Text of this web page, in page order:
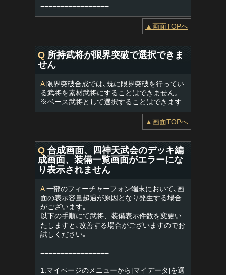
=================
▲画面TOPへ
Q 所持武将が限界突破で選択できま
せん
A限界突破合成では､既に限界突破を行ってい
る武将を素材武将にすることはできません。
※ベース武将として選択することはできます
▲画面TOPへ
Q 合成画面、四神天武会のデッキ編
成画面、装備一覧画面がエラーにな
り表示されません
A一部のフィーチャーフォン端末において､画
面の表示容量超過が原因となり発生する場合
がございます｡
以下の手順にて武将、装備表示件数を変更い
たしますと､改善する場合がございますのでお
試しください｡
=================
1.マイページのメニューから[マイデータ]を選